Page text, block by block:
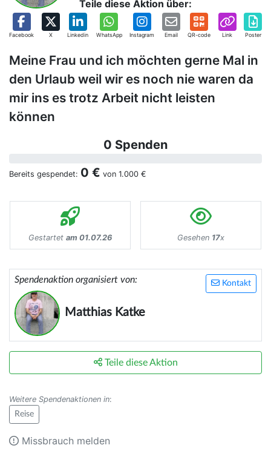
Teile diese Aktion über:
Facebook X Linkedin WhatsApp Instagram Email QR-code Link Poster
Meine Frau und ich möchten gerne Mal in
den Urlaub weil wir es noch nie waren da
mir ins es trotz Arbeit nicht leisten
können
0 Spenden
Bereits gespendet: 0 € von 1.000 €
Gestartet am 01.07.26 Gesehen 17x
Kontakt
Spendenaktion organisiert von:
Matthias Katke
Teile diese Aktion
Weitere Spendenaktionen in:
Reise
Missbrauch melden